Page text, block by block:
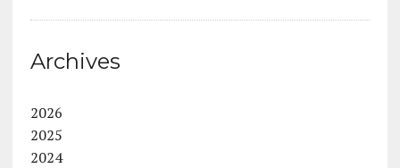
Archives
2026
2025
2024